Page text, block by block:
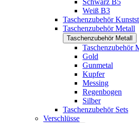
Schwarz B5
Weiß B3
Taschenzubehör
Taschenzubehör Metall
Taschenzubehör Metall
Taschenzubehör
Gold
Gunmetal
Kupfer
Messing
Regenbogen
Silber
Taschenzubehör Sets
Verschlüsse